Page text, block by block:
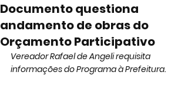
Documento questiona
andamento de obras do
Orçamento Participativo
Vereador Rafael de Angeli requisita
informações do Programa à Prefeitura.